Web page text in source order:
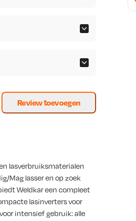
Review toevoegen
lasverbruiksmaterialen
Mag lasser en op zoek
Weldkar een compleet
lasinverters voor
intensief gebruik: alle